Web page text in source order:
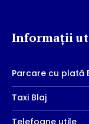
Informații
Parcare cu plată
Taxi Blaj
Telefoane utile